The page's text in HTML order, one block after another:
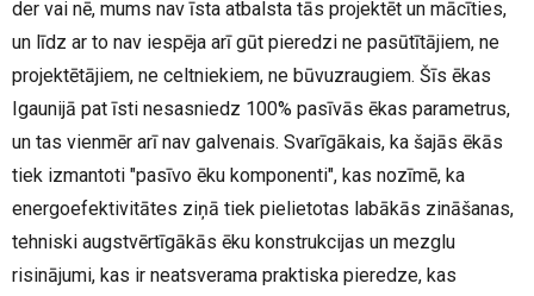
der vai nē, mums nav īsta atbalsta tās projektēt un mācīties,
un līdz ar to nav iespēja arī gūt pieredzi ne pasūtītājiem, ne
projektētājiem, ne celtniekiem, ne būvuzraugiem. Šīs ēkas
Igaunijā pat īsti nesasniedz 100% pasīvās ēkas parametrus,
un tas vienmēr arī nav galvenais. Svarīgākais, ka šajās ēkās
tiek izmantoti "pasīvo ēku komponenti", kas nozīmē, ka
energoefektivitātes ziņā tiek pielietotas labākās zināšanas,
tehniski augstvērtīgākās ēku konstrukcijas un mezglu
risinājumi, kas ir neatsverama praktiska pieredze, kas